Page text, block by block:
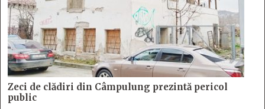
Zeci de clădiri din Câmpulung prezintă pericol
public